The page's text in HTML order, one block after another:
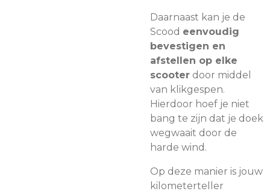
Daarnaast kan je de
Scood eenvoudig
bevestigen en
afstellen op elke
scooter door middel
van klikgespen.
Hierdoor hoef je niet
bang te zijn dat je doek
wegwaait door de
harde wind.
Op deze manier is jouw
kilometerteller